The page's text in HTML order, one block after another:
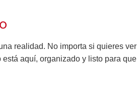
realidad. No importa si quieres ver
aquí, organizado y listo para que